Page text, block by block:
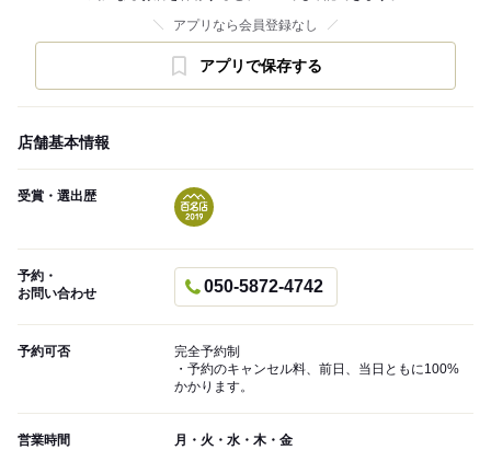
アプリなら会員登録なし
アプリで保存する
店舗基本情報
受賞・選出歴
予約・
お問い合わせ
050-5872-4742
予約可否
完全予約制
・予約のキャンセル料、前日、当日ともに100%
かかります。
営業時間 月・火・水・木・金